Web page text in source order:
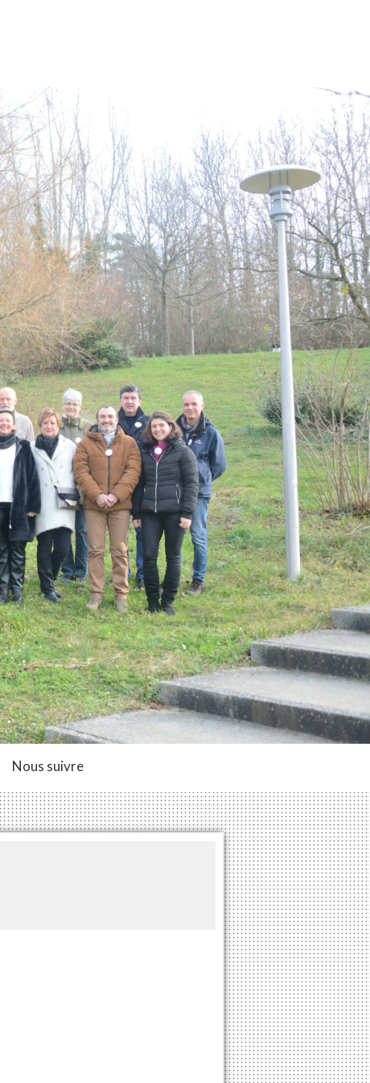
Nous suivre